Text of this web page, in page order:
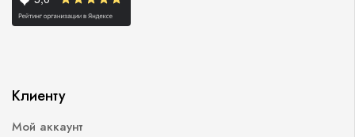
Клиенту
Мой аккаунт